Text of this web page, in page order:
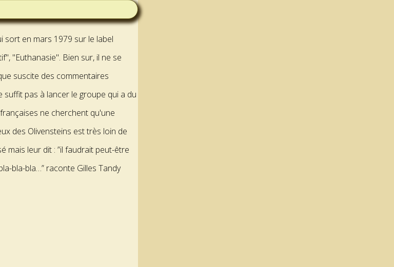
sort en mars 1979 sur le label
"Euthanasie". Bien sur, il ne se
suscite des commentaires
suffit pas à lancer le groupe qui a du
ne cherchent qu'une
des Olivensteins est très loin de
mais leur dit : ”il faudrait peut-être
bla-bla…” raconte Gilles Tandy